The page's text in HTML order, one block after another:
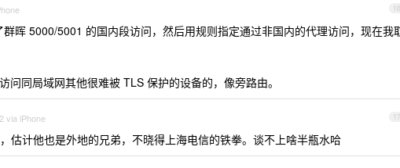
16
晖 5000/5001 的国内段访问，然后用规则指定通过非国内的代理访问，现在我
问同局域网其他很难被 TLS 保护的设备的，像旁路由。
17
via iPhone
估计他也是外地的兄弟，不晓得上海电信的铁拳。谈不上啥半瓶水哈